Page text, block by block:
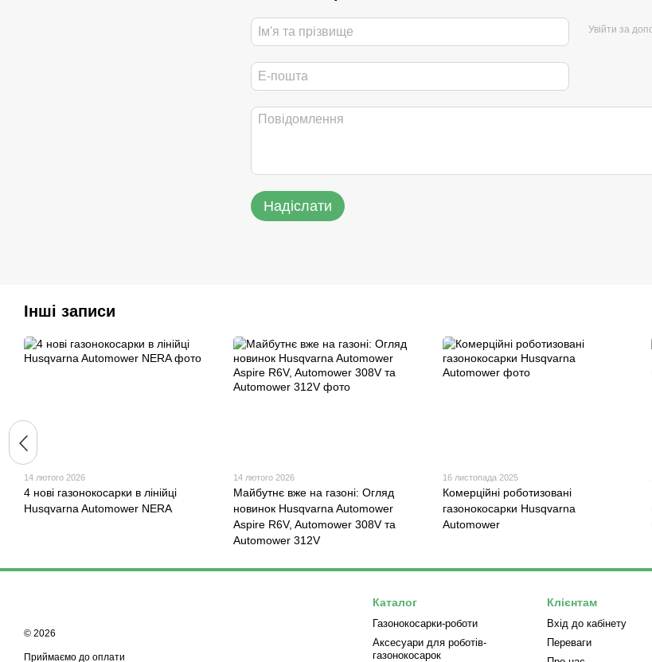
Увійти за
Надіслати
Інші записи
14 лютого 2026
4 нові газонокосарки в лінійці
Husqvarna Automower NERA
14 лютого 2026
Майбутнє вже на газоні: Огляд
новинок Husqvarna Automower
Aspire R6V, Automower 308V та
Automower 312V
16 листопада 2025
Комерційні роботизовані
газонокосарки Husqvarna
Automower
© 2026
Приймаємо до оплати
Каталог
Газонокосарки-роботи
Аксесуари для роботів-
газонокосарок
Клієнтам
Вхід до кабінету
Переваги